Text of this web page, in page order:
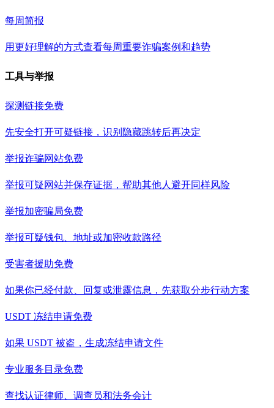
每周简报
用更好理解的方式查看每周重要诈骗案例和趋势
工具与举报
探测链接免费
先安全打开可疑链接，识别隐藏跳转后再决定
举报诈骗网站免费
举报可疑网站并保存证据，帮助其他人避开同样风险
举报加密骗局免费
举报可疑钱包、地址或加密收款路径
受害者援助免费
如果你已经付款、回复或泄露信息，先获取分步行动方案
USDT 冻结申请免费
如果 USDT 被盗，生成冻结申请文件
专业服务目录免费
查找认证律师、调查员和法务会计